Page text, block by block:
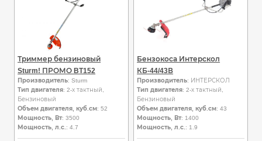
Триммер бензиновый
Sturm! ПРОМО BT152
Производитель: Sturm
Тип двигателя: 2-х тактный,
Бензиновый
Объем двигателя, куб.см: 52
Мощность, Вт: 3500
Мощность, л.с. : 4.7
Бензокоса Интерскол
КБ-44/43В
Производитель: ИНТЕРСКОЛ
Тип двигателя: 2-х тактный,
Бензиновый
Объем двигателя, куб.см: 43
Мощность, Вт: 1400
Мощность, л.с. : 1.9